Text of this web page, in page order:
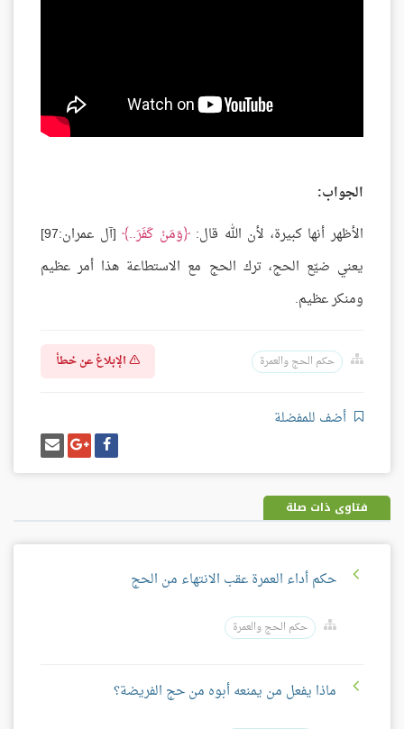
الجواب:
الأظهر أنها كبيرة، لأن الله قال: وَمَنْ كَفَرَ..
[آل عمران:97]
يعني ضيّع الحج، ترك الحج مع الاستطاعة هذا أمر عظيم
ومنكر عظيم.
حكم الحج والعمرة الإبلاغ عن خطأ
أضف للمفضلة
شارك
على
فيسبوك
شارك
على
غوغل
بلس
إرسل
إيميل
فتاوى ذات صلة
حكم أداء العمرة عقب الانتهاء من الحج
حكم الحج والعمرة
ماذا يفعل من يمنعه أبوه من حج الفريضة؟